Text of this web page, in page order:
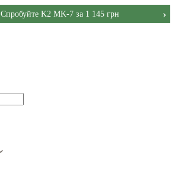
Спробуйте K2 MK-7 за 1 145 грн ›